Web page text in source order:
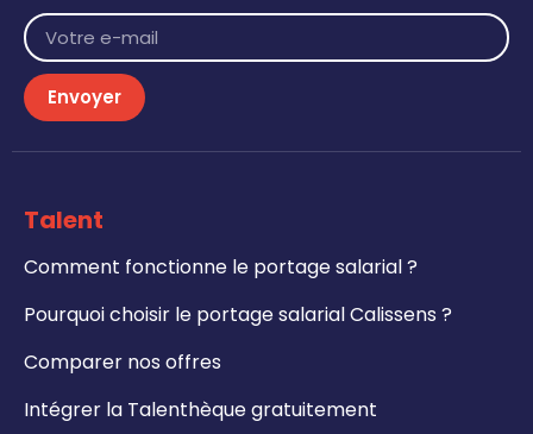
Envoyer
Talent
Comment fonctionne le portage salarial ?
Pourquoi choisir le portage salarial Calissens ?
Comparer nos offres
Intégrer la Talenthèque gratuitement